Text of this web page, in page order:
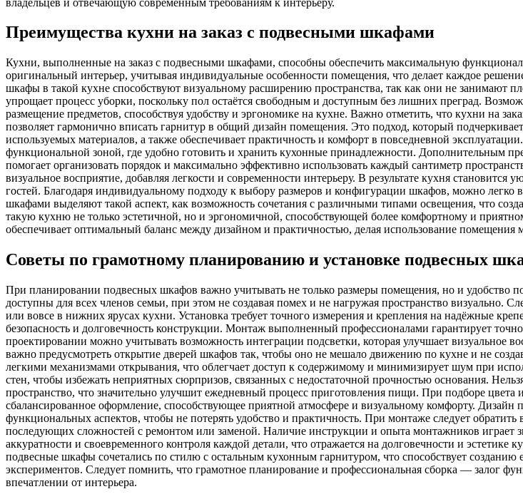
Преимущества кухни на заказ с подвесными шкафами
Кухни, выполненные на заказ с подвесными шкафами, способны обеспечить максимальную
оригинальный интерьер, учитывая индивидуальные особенности помещения, что делает каждое
шкафы в такой кухне способствуют визуальному расширению пространства, так как они не занимают
упрощает процесс уборки, поскольку пол остаётся свободным и доступным без лишних преград.
размещение предметов, способствуя удобству и эргономике на кухне. Важно отметить, что кухни на
позволяет гармонично вписать гарнитур в общий дизайн помещения. Это подход, который
используемых материалов, а также обеспечивает практичность и комфорт в повседневной
функциональной зоной, где удобно готовить и хранить кухонные принадлежности. Дополнительным
помогает организовать порядок и максимально эффективно использовать каждый сантиметр
визуальное восприятие, добавляя легкости и современности интерьеру. В результате кухня
гостей. Благодаря индивидуальному подходу к выбору размеров и конфигурации шкафов, можно
шкафами выделяют такой аспект, как возможность сочетания с различными типами освещения, что
такую кухню не только эстетичной, но и эргономичной, способствующей более комфортному и
обеспечивает оптимальный баланс между дизайном и практичностью, делая использование
Советы по грамотному планированию и установке подвесных
При планировании подвесных шкафов важно учитывать не только размеры помещения, но и удобство
доступны для всех членов семьи, при этом не создавая помех и не нагружая пространство визуально.
или вовсе в нижних ярусах кухни. Установка требует точного измерения и крепления на надёжные
безопасность и долговечность конструкции. Монтаж выполненный профессионалами гарантирует
проектировании можно учитывать возможность интеграции подсветки, которая улучшает визуальное
важно предусмотреть открытие дверей шкафов так, чтобы оно не мешало движению по кухне и не
легкими механизмами открывания, что облегчает доступ к содержимому и минимизирует шум при
стен, чтобы избежать неприятных сюрпризов, связанных с недостаточной прочностью основания.
пространство, что значительно улучшит ежедневный процесс приготовления пищи. При подборе
сбалансированное оформление, способствующее приятной атмосфере и визуальному комфорту.
функциональных аспектов, чтобы не потерять удобство и практичность. При монтаже следует
последующих сложностей с ремонтом или заменой. Наличие инструкции и опыта монтажников играет
аккуратности и своевременного контроля каждой детали, что отражается на долговечности и
подвесные шкафы сочетались по стилю с остальным кухонным гарнитуром, что способствует
экспериментов. Следует помнить, что грамотное планирование и профессиональная сборка — залог
впечатлении от интерьера.